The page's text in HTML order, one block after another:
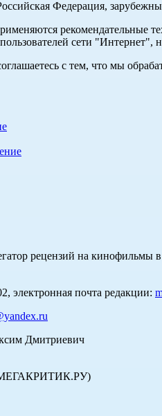
Федерация,
рекомендательные
сети
с тем, что мы
рецензий на кинофильмы в
электронная почта редакции:
Дмитриевич